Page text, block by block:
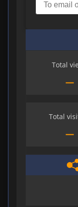
Total
—
Total
—